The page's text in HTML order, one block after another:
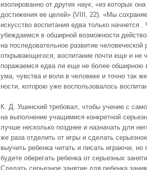
изолированно от дру­гих наук, «из которых
достижения ее целей» (VIII, 22). «Мы
искусство воспитания едва только
убеждаемся в обширной возможности
на последовательное развитие человеческой
открывающегося, воспитание почти еще и
поражаемся едва ли еще не более обширною
ума, чувства и воли в человеке и точно так
ности, которою уже воспользовалось
К. Д. Ушинский требовал, чтобы учение с
на выполнение учащимися конкретной
лучше несколько позднее и назначать для
же раза отделить от игры и сделать
выучить ре­бенка читать и писать играючи,
будете оберегать ребенка от серьез­ных
Сделать серьезное занятие для ребенка